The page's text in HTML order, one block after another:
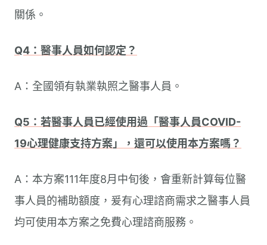
關係。
Q4：醫事人員如何認定？
A：全國領有執業執照之醫事人員。
Q5：若醫事人員已經使用過「醫事人員COVID-
19心理健康支持方案」，還可以使用本方案嗎？
A：本方案111年度8月中旬後，會重新計算每位醫
事人員的補助額度，爰有心理諮商需求之醫事人員
均可使用本方案之免費心理諮商服務。